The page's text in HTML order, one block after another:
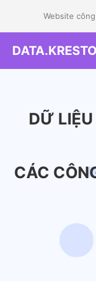
content
Website
DỮ
CÁC